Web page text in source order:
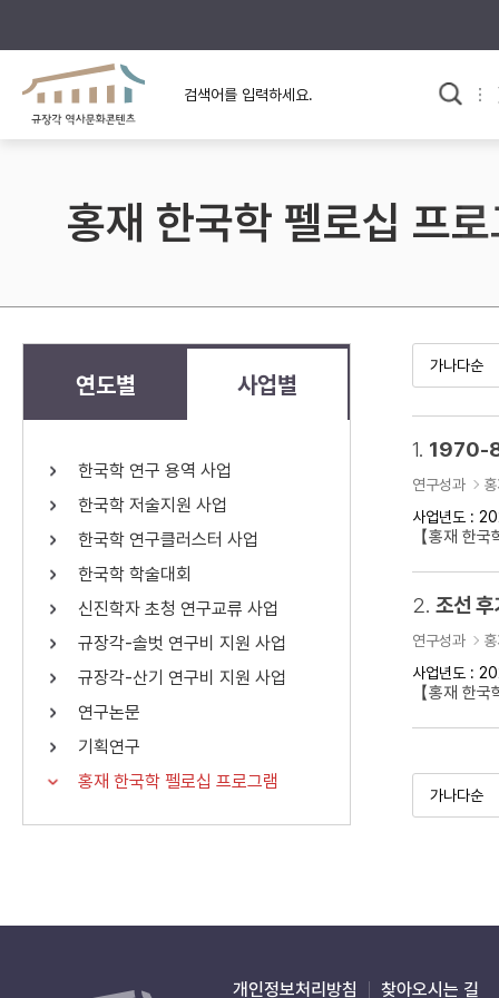
규장각의 어제와 오늘
규장각 소개영상
사료와 문학으로 본
고대
고려
조선 후기
근대
검색 연산자 사용안내
연산자
AND
OR 정조 OR 정약용 “정조” 또는 “
료를 검색
홍재 한국학 펠로십 프
연도별 사업별
한국학 연구 용역 사업
한국학 저술지원 사업
한국학 연구클러스터 사업
한국학 학술대회
신진학자 초청 연구교류 사업
규장각-솔벗 연구비 지원 사업
규장각-산기 연구비 지원 사업
연구논문
기획연구
홍재 한국학 펠로십 프로그램
1. 1970-
연구성과
사업년도 :
【홍재 한
2. 조선 후
연구성과
사업년도 :
【홍재
개인정보처리방침 찾아오시는 길